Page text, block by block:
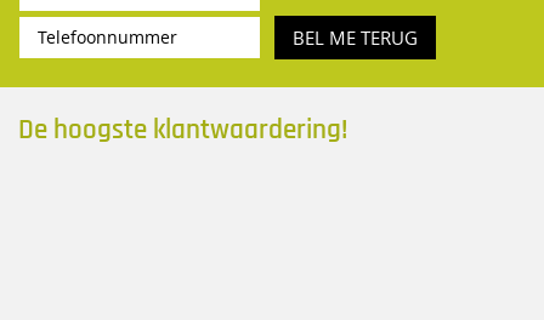
BEL ME TERUG
De hoogste klantwaardering!